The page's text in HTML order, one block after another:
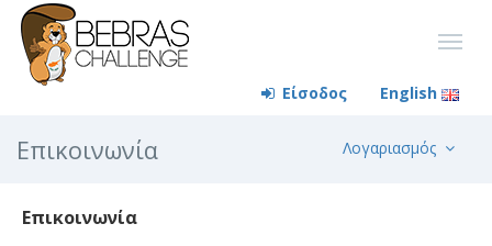
Είσοδος English
Λογαριασμός
Επικοινωνία
Επικοινωνία